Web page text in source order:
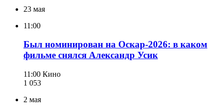
23 мая
11:00
Был номинирован на Оскар-2026: в каком
фильме снялся Александр Усик
11:00 Кино
1 053
2 мая